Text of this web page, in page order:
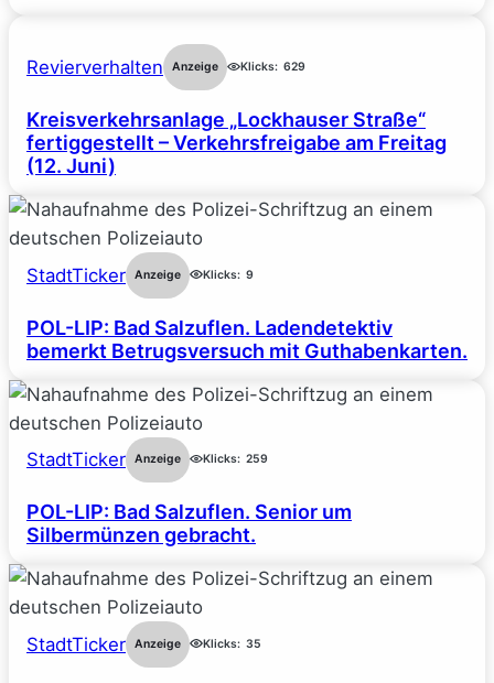
Revierverhalten Anzeige Klicks: 629
Kreisverkehrsanlage „Lockhauser Straße“
fertiggestellt – Verkehrsfreigabe am Freitag
(12. Juni)
StadtTicker Anzeige Klicks: 9
POL-LIP: Bad Salzuflen. Ladendetektiv
bemerkt Betrugsversuch mit Guthabenkarten.
StadtTicker Anzeige Klicks: 259
POL-LIP: Bad Salzuflen. Senior um
Silbermünzen gebracht.
StadtTicker Anzeige Klicks: 35